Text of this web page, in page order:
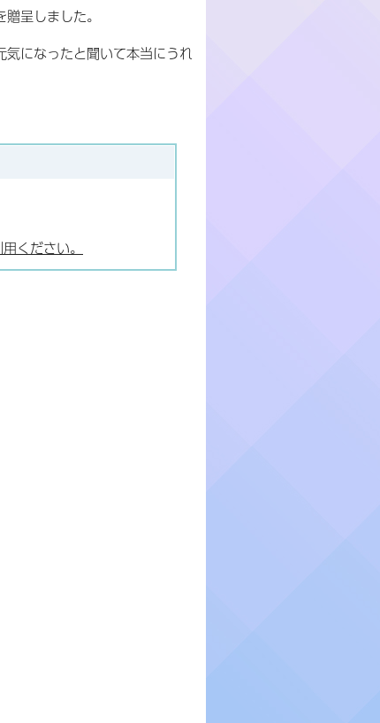
呈しました。
になったと聞いて本当にうれ
ください。